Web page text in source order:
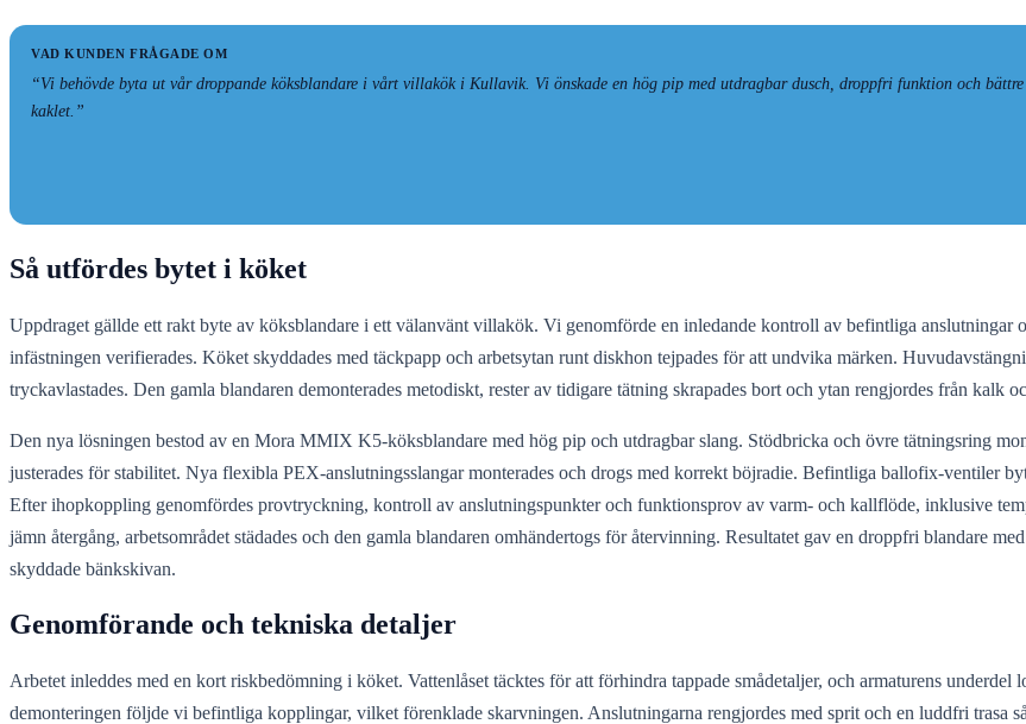
VAD KUNDEN FRÅGADE OM
“Vi behövde byta ut vår droppande köksblandare i vårt villakök i Kullavik. Vi önskade en hög pip med utdragbar dusch, droppfri funktion och
kaklet.”
Så utfördes bytet i köket
Uppdraget gällde ett rakt byte av köksblandare i ett välanvänt villakök. Vi genomförde en inledande kontroll av befintliga anslutningar
infästningen verifierades. Köket skyddades med täckpapp och arbetsytan runt diskhon tejpades för att undvika märken.
tryckavlastades. Den gamla blandaren demonterades metodiskt, rester av tidigare tätning skrapades bort och ytan rengjordes från kalk
Den nya lösningen bestod av en Mora MMIX K5-köksblandare med hög pip och utdragbar slang. Stödbricka och övre tätningsring
justerades för stabilitet. Nya flexibla PEX-anslutningsslangar monterades och drogs med korrekt böjradie. Befintliga ballofix-ventiler
Efter ihopkoppling genomfördes provtryckning, kontroll av anslutningspunkter och funktionsprov av varm- och kallflöde, inklusive
jämn återgång, arbetsområdet städades och den gamla blandaren omhändertogs för återvinning. Resultatet gav en droppfri blandare
skyddade bänkskivan.
Genomförande och tekniska detaljer
Arbetet inleddes med en kort riskbedömning i köket. Vattenlåset täcktes för att förhindra tappade smådetaljer, och armaturens
demonteringen följde vi befintliga kopplingar, vilket förenklade skarvningen. Anslutningarna rengjordes med sprit och en luddfri trasa